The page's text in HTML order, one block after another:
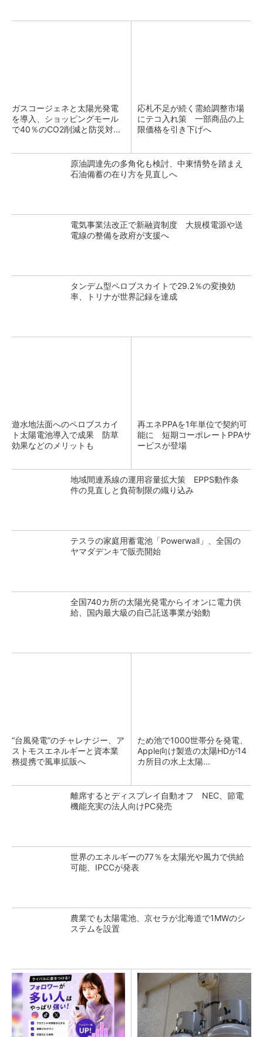
ガスコージェネと太陽光発電
を導入、ショッピングモール
で40％のCO2削減と防災対...
応札不足が続く需給調整市場
にテコ入れ策 一部商品の上
限価格を引き下げへ
原油調達先の多角化も検討、中東情勢を踏まえ
石油備蓄の在り方を見直しへ
電気事業法改正で新融資制度 大規模電源や送
電線の整備を政府が支援へ
タンデム型ペロブスカイトで29.2％の変換効
率、トリナが世界記録を達成
遊水地法面へのペロブスカイ
ト太陽電池導入で成果 防草
効果などのメリットも
再エネPPAを1年単位で契約可
能に 短期コーポレートPPAサ
ービスが登場
地域間連系線の運用容量拡大策 EPPS動作条
件の見直しと負荷制限の織り込み
テスラの家庭用蓄電池「Powerwall」、全国の
ヤマダデンキで販売開始
全国740カ所の太陽光発電からイオンに電力供
給、国内最大級の自己託送事業が始動
“台風発電”のチャレナジー、ア
ストモスエネルギーと資本業
務提携で風車拡販へ
ため池で1000世帯分を発電、
Apple向け製造の太陽HDが14
カ所目の水上太陽...
離席するとディスプレイ自動オフ NEC、節電
機能充実の法人向けPC発売
世界のエネルギーの77％を太陽光や風力で供給
可能、IPCCが発表
農業でも太陽電池、京セラが北海道で1MWのシ
ステムを設置